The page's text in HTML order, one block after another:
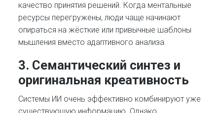
качество принятия решений. Когда ментальные
ресурсы перегружены, люди чаще начинают
опираться на жёсткие или привычные шаблоны
мышления вместо адаптивного анализа.
3. Семантический синтез и
оригинальная креативность
Системы ИИ очень эффективно комбинируют уже